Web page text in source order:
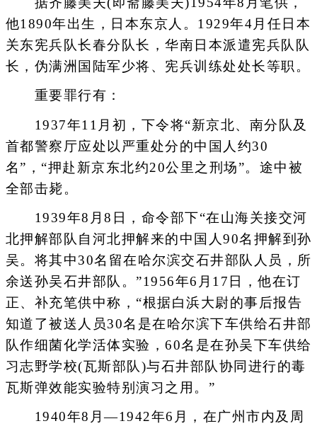
他1890年出生，日本东京人。1929年4月任日本
关东宪兵队长春分队长，华南日本派遣宪兵队队
长，伪满洲国陆军少将、宪兵训练处处长等职。
重要罪行有：
1937年11月初，下令将“新京北、南分队及
首都警察厅应处以严重处分的中国人约30
名”，“押赴新京东北约20公里之刑场”。途中被
全部击毙。
1939年8月8日，命令部下“在山海关接交河
北押解部队自河北押解来的中国人90名押解到孙
吴。将其中30名留在哈尔滨交石井部队人员，所
余送孙吴石井部队。”1956年6月17日，他在订
正、补充笔供中称，“根据白浜大尉的事后报告
知道了被送人员30名是在哈尔滨下车供给石井部
队作细菌化学活体实验，60名是在孙吴下车供给
习志野学校(瓦斯部队)与石井部队协同进行的毒
瓦斯弹效能实验特别演习之用。”
1940年8月—1942年6月，在广州市内及周